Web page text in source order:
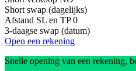
Short swap (dagelijks)
Afstand SL en TP 0
3-daagse swap (datum)
Open een rekening
Snelle opening van een rekening,